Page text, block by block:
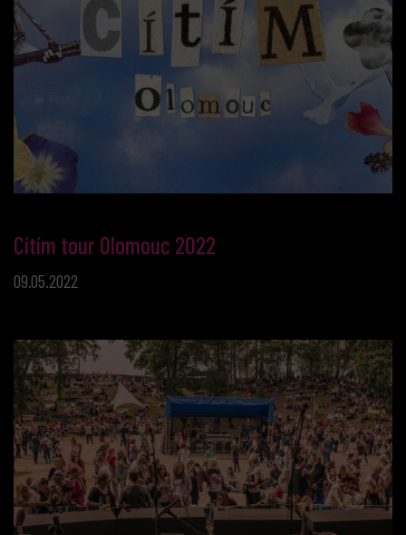
Cítím tour Olomouc 2022
09.05.2022